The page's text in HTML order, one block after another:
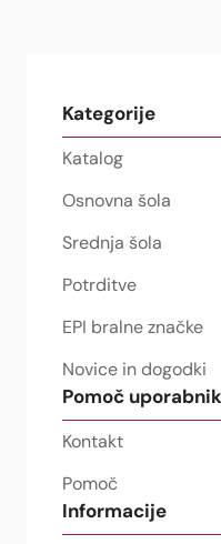
Kategorije
Katalog
Osnovna šola
Srednja šola
Potrditve
EPI bralne značke
Novice in dogodki
Pomoč
Kontakt
Pomoč
Informacije